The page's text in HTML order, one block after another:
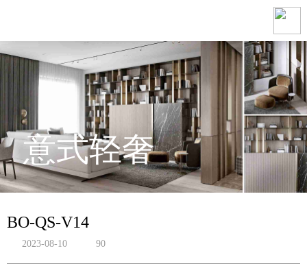
意式轻奢
BO-QS-V14
2023-08-10 90